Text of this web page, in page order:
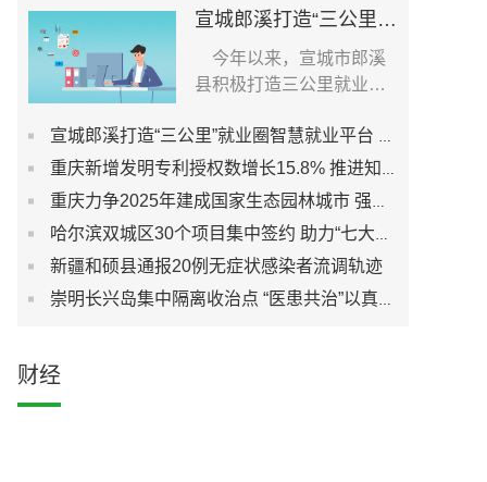
宣城郎溪打造“三公里”就业圈智慧就业平台 为居民提供就业岗位
今年以来，宣城市郎溪
县积极打造三公里就业圈
宣城郎溪打造“三公里”就业圈智慧就业平台 为居民提供就业岗位
重庆新增发明专利授权数增长15.8% 推进知识产权强市建设
重庆力争2025年建成国家生态园林城市 强化城市生态宜居性
哈尔滨双城区30个项目集中签约 助力“七大都市”建设
新疆和硕县通报20例无症状感染者流调轨迹
崇明长兴岛集中隔离收治点 “医患共治”以真心换真心
财经